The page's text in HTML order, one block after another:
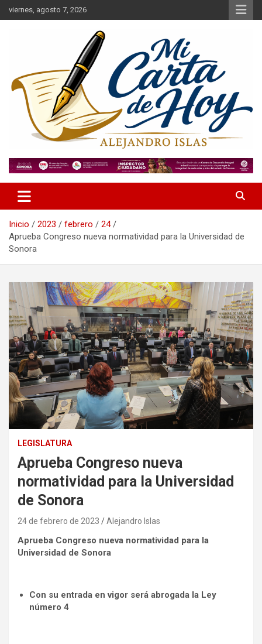
Saltar
al
viernes, agosto 7, 2026
Mi Carta de Hoy
Inicio 2023 febrero
24
Aprueba Congreso nueva normatividad para la Universidad de
Sonora
LEGISLATURA
Aprueba Congreso nueva
normatividad para la Universidad
de Sonora
24 de febrero de 2023 Alejandro Islas
Aprueba Congreso nueva normatividad para la
Universidad de Sonora
Con su entrada en vigor será abrogada la Ley
número 4